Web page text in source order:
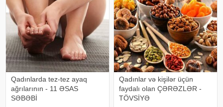
Qadınlarda tez-tez ayaq
ağrılarının - 11 ƏSAS
SƏBƏBİ
Qadınlar və kişilər üçün
faydalı olan ÇƏRƏZLƏR -
TÖVSİYƏ